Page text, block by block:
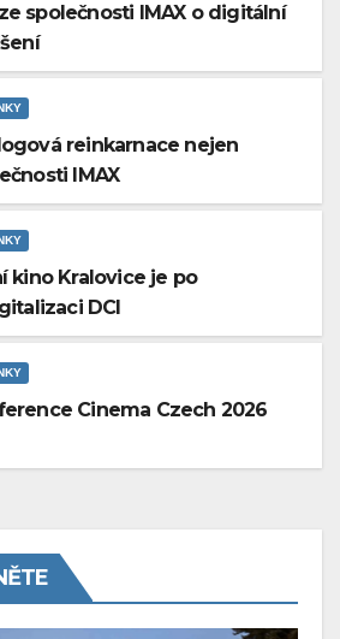
společnosti IMAX o digitální
reinkarnace nejen
IMAX
kino Kralovice je po
DCI
Cinema Czech 2026